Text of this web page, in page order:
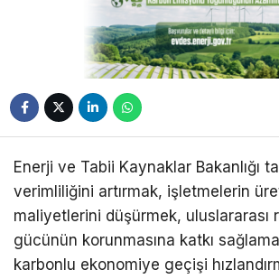
Enerji ve Tabii Kaynaklar Bakanlığı
verimliliğini artırmak, işletmelerin
maliyetlerini düşürmek, uluslararası
gücünün korunmasına katkı
karbonlu ekonomiye geçişi